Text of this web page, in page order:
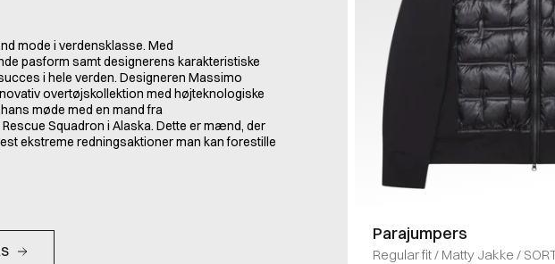
mode i verdensklasse. Med
pasform samt designerens karakteristiske
i hele verden. Designeren Massimo
overtøjskollektion med højteknologiske
møde med en mand fra
Squadron i Alaska. Dette er mænd, der
ekstreme redningsaktioner man kan forestille
Parajumpers
Regular fit/ Matty Jakke /